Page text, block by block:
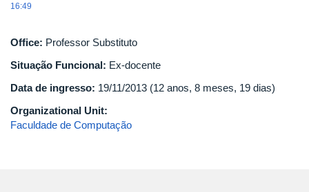
16:49
Office: Professor Substituto
Situação Funcional: Ex-docente
Data de ingresso: 19/11/2013 (12 anos, 8 meses, 19 dias)
Organizational Unit:
Faculdade de Computação